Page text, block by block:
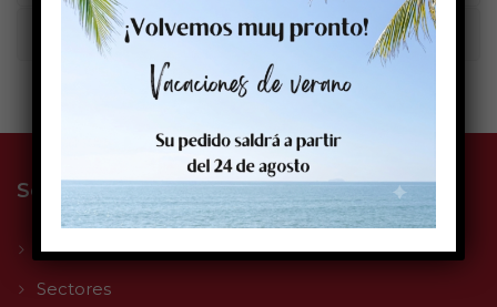
Características
Solge Systems S.L.
La empresa
Sectores